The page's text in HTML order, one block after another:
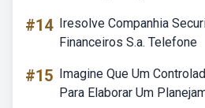
#14 Iresolve Companhia
Financeiros S.a. Telefone
#15 Imagine Que Um
Para Elaborar Um